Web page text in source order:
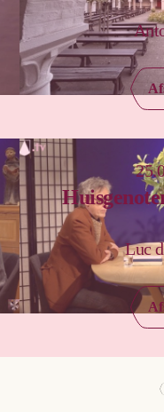
Luc